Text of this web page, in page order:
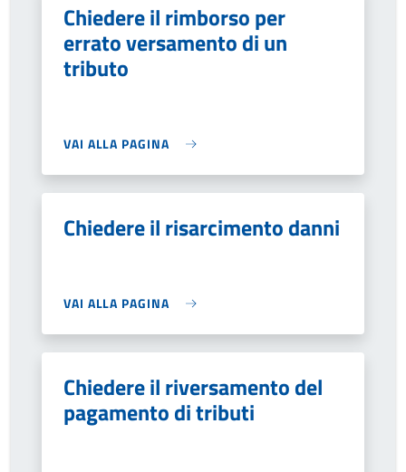
Chiedere il rimborso per
errato versamento di un
tributo
VAI ALLA PAGINA
Chiedere il risarcimento danni
VAI ALLA PAGINA
Chiedere il riversamento del
pagamento di tributi